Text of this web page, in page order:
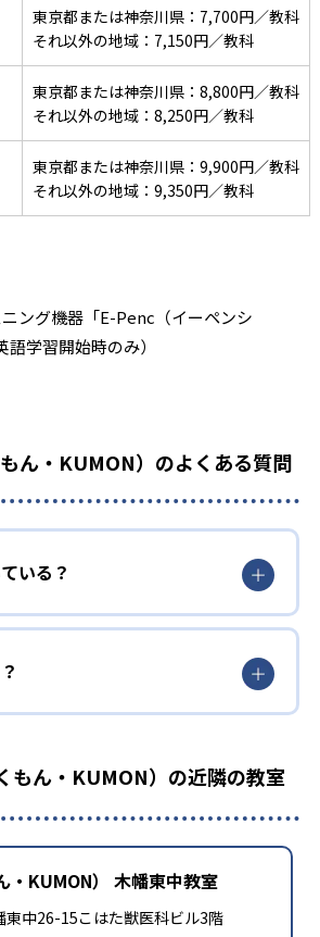
東京都または神奈川県：7,700円／教科
それ以外の地域：7,150円／教科
東京都または神奈川県：8,800円／教科
それ以外の地域：8,250円／教科
東京都または神奈川県：9,900円／教科
それ以外の地域：9,350円／教科
ング機器「E-Penc（イーペンシ
学習開始時のみ）
ん・KUMON）のよくある質問
いる？
もん・KUMON）の近隣の教室
・KUMON） 木幡東中教室
東中26-15こはた獣医科ビル3階